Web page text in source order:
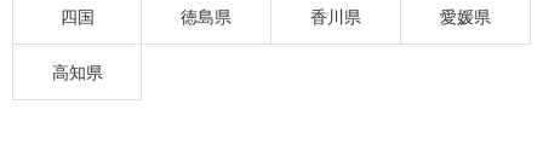
四国 徳島県 香川県 愛媛県
高知県